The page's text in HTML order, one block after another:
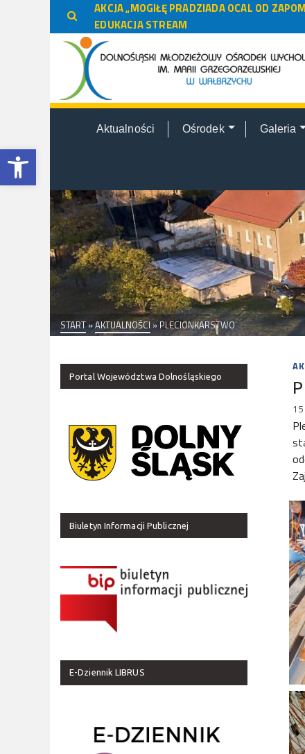
Otwórz pasek narzędzi
AKCJA „MOGIŁĘ PRADZIADA OCAL OD
EDUKACJA STREAM
Aktualności Ośrodek Galeria
START »AKTUALNOŚCI » PLECIONKARSTWO
Portal Województwa Dolnośląskiego
Biuletyn Informacji Publicznej
E-Dziennik LIBRUS